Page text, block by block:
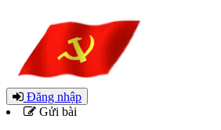
Đăng nhập
Gửi bài